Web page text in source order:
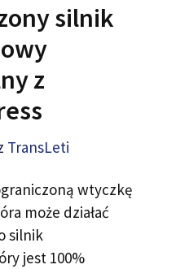
silnik
z
TransLeti
wtyczkę
może działać
silnik
jest 100%